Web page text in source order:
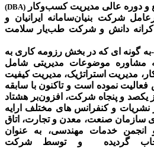
و دوره عالی مدیریت کسب‌و‌کار (DBA)
شرکت بنیان‌سامانه ایرانیان و
دانش و شرکت طب‌یار سلامت
گونه ای که در بخش رزومه کاری به
مشاوره موضوعات مدیریتی شامل
مدیریت استراتژیک، مدیریت کیفیت
نموده است و تاکنون با سابقه
و پنجاه شرکت، افزون‌بر هشتاد
نشریات و کنفرانس های مختلف ارایه
سازمان صنعت، معدن و تجارت، اتاق
انجمن خدمات مهندسی، به عنوان
گردیده و توسط شرکت